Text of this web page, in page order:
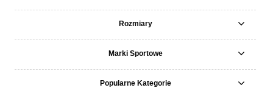
Rozmiary
Marki Sportowe
Popularne Kategorie